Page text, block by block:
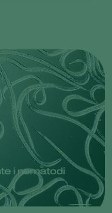
i nematodi